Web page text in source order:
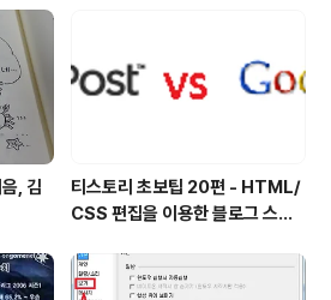
마저도 사라지게하는
가 때리려고하면 피하
있습니다.
, 김
티스토리 초보팁 20편 - HTML/
CSS 편집을 이용한 블로그 스킨